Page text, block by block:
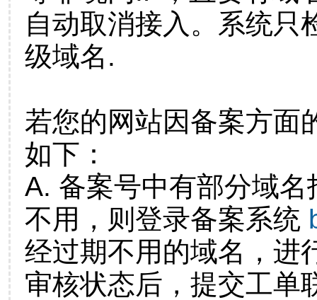
自动取消接入。系统只
级域名.
若您的网站因备案方面
如下：
A. 备案号中有部分域
不用，则登录备案系统
经过期不用的域名，进
审核状态后，提交工单